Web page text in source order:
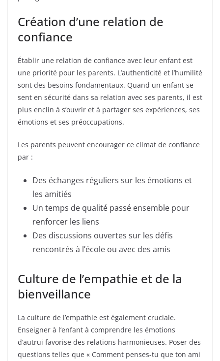
Création d’une relation de
confiance
Établir une relation de confiance avec leur enfant est
une priorité pour les parents. L’authenticité et l’humilité
sont des besoins fondamentaux. Quand un enfant se
sent en sécurité dans sa relation avec ses parents, il est
plus enclin à s’ouvrir et à partager ses expériences, ses
émotions et ses préoccupations.
Les parents peuvent encourager ce climat de confiance
par :
Des échanges réguliers sur les émotions et
les amitiés
Un temps de qualité passé ensemble pour
renforcer les liens
Des discussions ouvertes sur les défis
rencontrés à l’école ou avec des amis
Culture de l’empathie et de la
bienveillance
La culture de l’empathie est également cruciale.
Enseigner à l’enfant à comprendre les émotions
d’autrui favorise des relations harmonieuses. Poser des
questions telles que « Comment penses-tu que ton ami